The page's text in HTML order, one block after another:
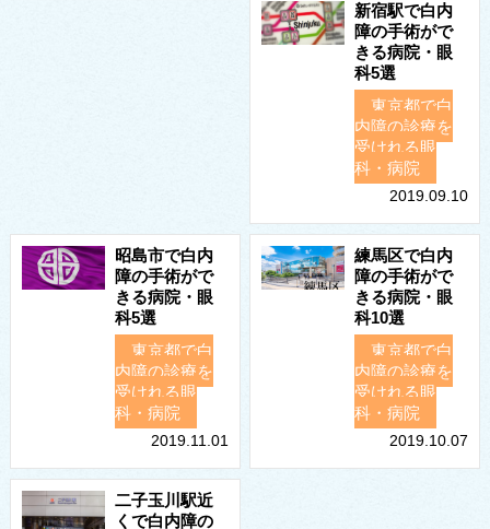
新宿駅で白内
障の手術がで
きる病院・眼
科5選
東京都で白
内障の診療を
受けれる眼
科・病院
2019.09.10
昭島市で白内
障の手術がで
きる病院・眼
科5選
東京都で白
内障の診療を
受けれる眼
科・病院
2019.11.01
練馬区で白内
障の手術がで
きる病院・眼
科10選
東京都で白
内障の診療を
受けれる眼
科・病院
2019.10.07
二子玉川駅近
くで白内障の